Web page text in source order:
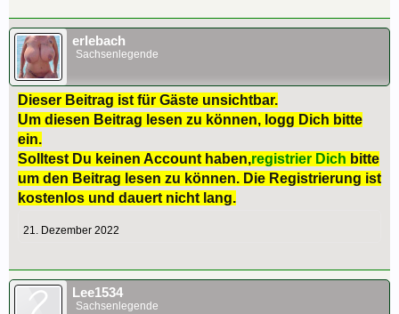
erlebach
Sachsenlegende
Dieser Beitrag ist für Gäste unsichtbar.
Um diesen Beitrag lesen zu können, logg Dich bitte
ein.
Solltest Du keinen Account haben,registrier Dich bitte
um den Beitrag lesen zu können. Die Registrierung ist
kostenlos und dauert nicht lang.
21. Dezember 2022
Lee1534
Sachsenlegende